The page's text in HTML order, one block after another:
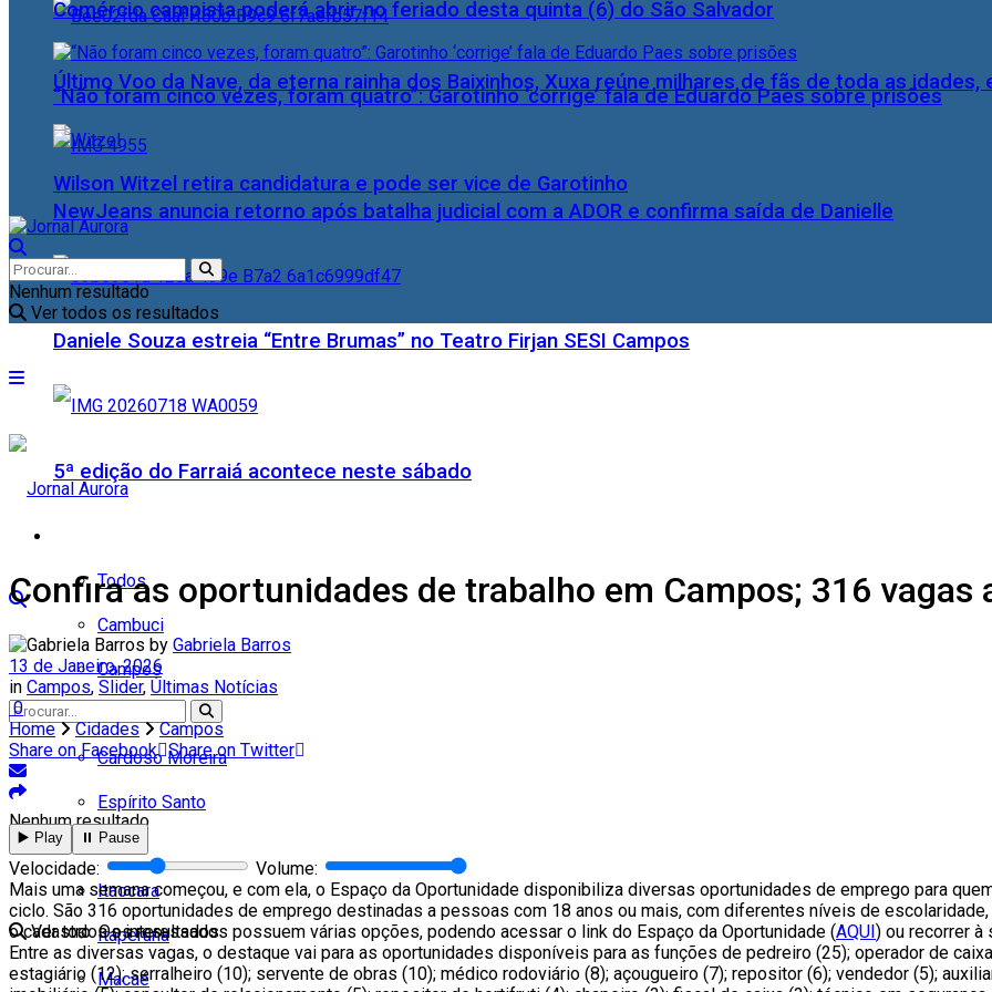
Último Voo da Nave, da eterna rainha dos Baixinhos, Xuxa reúne milhares de fãs de toda as idades,
NewJeans anuncia retorno após batalha judicial com a ADOR e confirma saída de Danielle
Daniele Souza estreia “Entre Brumas” no Teatro Firjan SESI Campos
5ª edição do Farraiá acontece neste sábado
Todos
Cambuci
Campos
Cardoso Moreira
Espírito Santo
Italva
Itaocara
Itaperuna
Macaé
Comércio campista poderá abrir no feriado desta quinta (6) do São Salvador
“Não foram cinco vezes, foram quatro”: Garotinho ‘corrige’ fala de Eduardo Paes sobre prisões
Wilson Witzel retira candidatura e pode ser vice de Garotinho
Nenhum resultado
Ver todos os resultados
Nenhum resultado
Ver todos os resultados
Confira as oportunidades de trabalho em Campos; 316 vagas
by Gabriela Barros
13 de Janeiro, 2026
in Campos, Slider, Últimas Notícias
0
Home
Cidades
Campos
Share on Facebook Share on Twitter
▶️ Play ⏸️ Pause
Velocidade:
Volume:
Mais uma semana começou, e com ela, o Espaço da Oportunidade disponibiliza diversas oportunidades de emprego para
ciclo. São 316 oportunidades de emprego destinadas a pessoas com 18 anos ou mais, com diferentes níveis de
o cadastro. Os interessados possuem várias opções, podendo acessar o link do Espaço da Oportunidade (AQUI) ou recorrer à
Entre as diversas vagas, o destaque vai para as oportunidades disponíveis para as funções de pedreiro (25); operador de
estagiário (12); serralheiro (10); servente de obras (10); médico rodoviário (8); açougueiro (7); repositor (6); vendedor (5);